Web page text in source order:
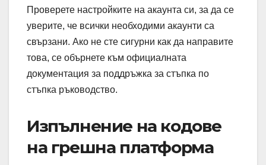
Проверете настройките на акаунта си, за да се
уверите, че всички необходими акаунти са
свързани. Ако не сте сигурни как да направите
това, се обърнете към официалната
документация за поддръжка за стъпка по
стъпка ръководство.
Изпълнение на кодове
на грешна платформа